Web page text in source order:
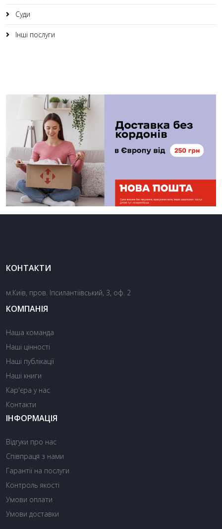
Суди
Інші послуги
КОНТАКТИ
м.Київ, пров. Іпсилантіївський, 3, оф. 2
КОМПАНІЯ
Наша команда
Наші цінності
Наші публікації
Наші книги
Кар'єра у нас
Контакти
ІНФОРМАЦІЯ
Відгуки про нас
Співпраця з нами
Гарантії на послуги
Контроль якості
Умови оплати
Умови доставки